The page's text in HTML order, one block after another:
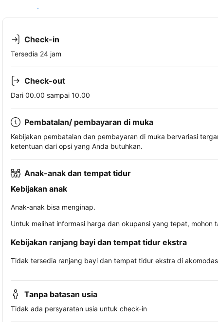
Lihat ketersediaan
Check-in
Tersedia 24 jam
Check-out
Dari 00.00 sampai 10.00
Pembatalan/ pembayaran di muka
Kebijakan pembatalan dan pembayaran di muka bervariasi
ketentuan dari opsi yang Anda butuhkan.
Anak-anak dan tempat tidur
Kebijakan anak
Anak-anak bisa menginap.
Untuk melihat informasi harga dan okupansi yang tepat,
Kebijakan ranjang bayi dan tempat tidur ekstra
Tidak tersedia ranjang bayi dan tempat tidur ekstra di
Tanpa batasan usia
Tidak ada persyaratan usia untuk check-in